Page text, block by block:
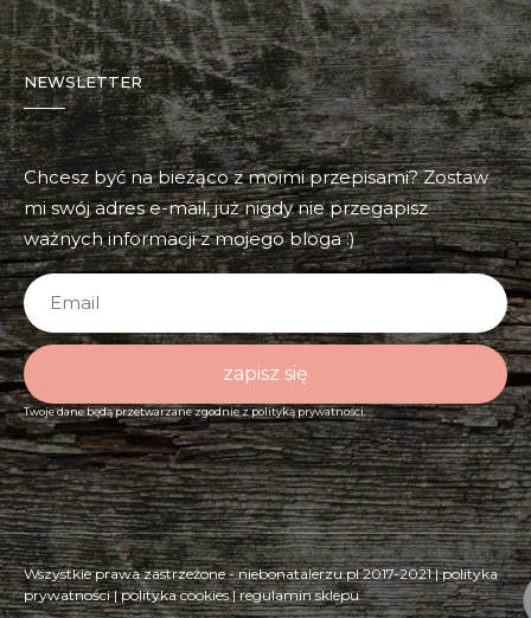
NEWSLETTER
Chcesz być na bieżąco z moimi przepisami? Zostaw
mi swój adres e-mail, już nigdy nie przegapisz
ważnych informacji z mojego bloga :)
zapisz się
Twoje dane będą przetwarzane zgodnie zpolityką prywatności.
Wszystkie prawa zastrzeżone - niebonatalerzu.pl 2017-2021 |polityka
prywatności|polityka cookies|regulamin sklepu